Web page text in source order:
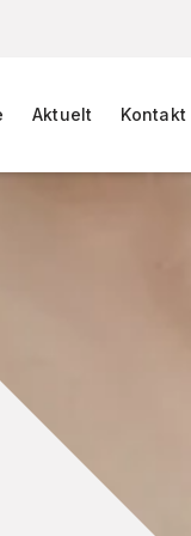
Aktuelt Kontakt